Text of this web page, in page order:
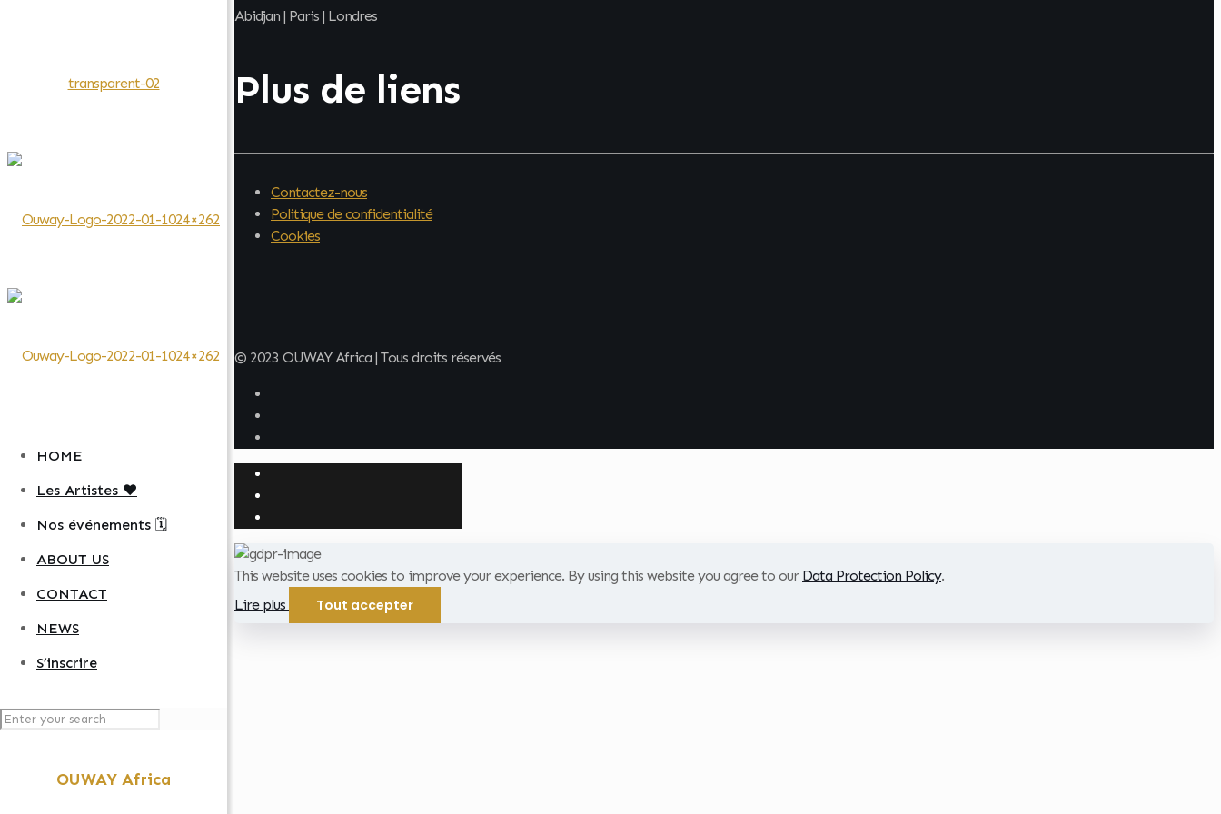
HOME
Les Artistes ❤️
Nos événements 🗓️
ABOUT US
CONTACT
NEWS
S’inscrire
OUWAY Africa
Abidjan | Paris | Londres
Plus de liens
Contactez-nous
Politique de confidentialité
Cookies
© 2023 OUWAY Africa | Tous droits réservés
This website uses cookies to improve your experience. By using this website you agree to our Data Protection Policy.
Lire plus
Tout accepter